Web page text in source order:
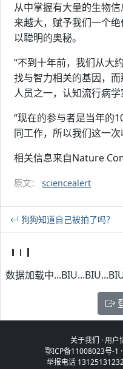
从中掌握有大量的生物
来越大，赋予我们一个
以聪明的奥秘。
“不到十年前，我们从大
找与智力相关的基因，
人员之一，认知流行病学
“现在的参与者是当年的
同工作，所以我们这一
相关信息来自Nature
原文： sciencealert
狗狗知道自己被拍了吗？
数据加载中
关于我们 ·用户
鄂ICP备11008023号-1 ·
举报电话